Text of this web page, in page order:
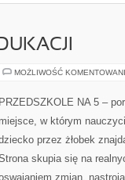
MOŻLIWOŚĆ
PRZEDSZKOLE NA 5 –
miejsce, w którym
przez żłobek
skupia się na
zmian,